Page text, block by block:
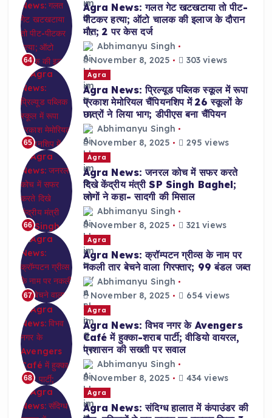
64
Agra News: गलत गेट खटखटाया तो पीट-
पीटकर हत्या; ऑटो चालक की इलाज के दौरान
मौत; 2 पर केस दर्ज
Abhimanyu Singh
November 8, 2025
303 views
65
Agra
Agra News: प्रिल्यूड पब्लिक स्कूल में रूपा
प्रकाश मेमोरियल चैंपियनशिप में 26 स्कूलों के
छात्रों ने लिया भाग; डीपीएस बना चैंपियन
Abhimanyu Singh
November 8, 2025
295 views
66
Agra
Agra News: जनरल कोच में सफर करते
दिखे केंद्रीय मंत्री SP Singh Baghel;
लोगों ने कहा- सादगी की मिसाल
Abhimanyu Singh
November 8, 2025
321 views
67
Agra
Agra News: क्रॉम्पटन ग्रीव्स के नाम पर
नकली तार बेचने वाला गिरफ्तार; 99 बंडल जब्त
Abhimanyu Singh
November 8, 2025
654 views
68
Agra
Agra News: विभव नगर के Avengers
Café में हुक्का-शराब पार्टी; वीडियो वायरल,
प्रशासन की सख्ती पर सवाल
Abhimanyu Singh
November 8, 2025
434 views
Agra
Agra News: संदिग्ध हालात में कंपाउंडर की